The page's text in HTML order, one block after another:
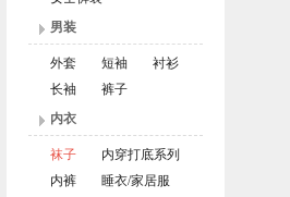
男装
外套 短袖
衬衫
长袖
裤子
内衣
袜子
内穿打底系列
内裤
睡衣/家居服